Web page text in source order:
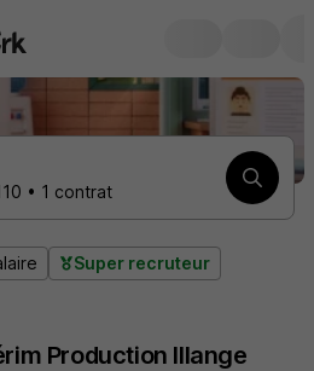
• 1 contrat
Super recruteur
Production Illange